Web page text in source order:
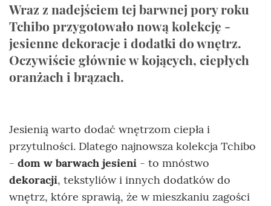
Wraz z nadejściem tej barwnej pory roku
Tchibo przygotowało nową kolekcję -
jesienne dekoracje i dodatki do wnętrz.
Oczywiście głównie w kojących, ciepłych
oranżach i brązach.
Jesienią warto dodać wnętrzom ciepła i
przytulności. Dlatego najnowsza kolekcja Tchibo
- dom w barwach jesieni - to mnóstwo
dekoracji, tekstyliów i innych dodatków do
wnętrz, które sprawią, że w mieszkaniu zagości